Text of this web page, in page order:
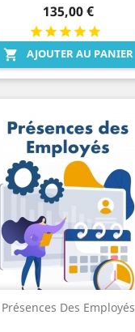
Prix
135,00 €
 AJOUTER AU PANIER
Présences Des Employés